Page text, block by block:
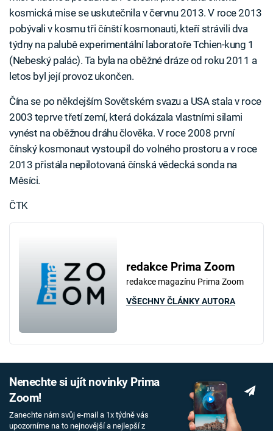
kosmická mise se uskutečnila v červnu 2013. V roce 2013
pobývali v kosmu tři čínští kosmonauti, kteří strávili dva
týdny na palubě experimentální laboratoře Tchien-kung 1
(Nebeský palác). Ta byla na oběžné dráze od roku 2011 a
letos byl její provoz ukončen.
Čína se po někdejším Sovětském svazu a USA stala v roce
2003 teprve třetí zemí, která dokázala vlastními silami
vynést na oběžnou dráhu člověka. V roce 2008 první
čínský kosmonaut vystoupil do volného prostoru a v roce
2013 přistála nepilotovaná čínská vědecká sonda na
Měsíci.
ČTK
redakce Prima Zoom
redakce magazínu Prima Zoom
VŠECHNY ČLÁNKY AUTORA
Nenechte si ujít novinky Prima
Zoom!
Zanechte nám svůj e-mail a 1x týdně vás
upozorníme na to nejnovější a nejlepší z